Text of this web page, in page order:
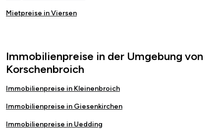
Mietpreise in Viersen
Immobilienpreise in der Umgebung von
Korschenbroich
Immobilienpreise in Kleinenbroich
Immobilienpreise in Giesenkirchen
Immobilienpreise in Uedding